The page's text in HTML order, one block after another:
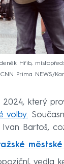
Hřib,
Prima NEWS/
který
volby.
Bartoš,